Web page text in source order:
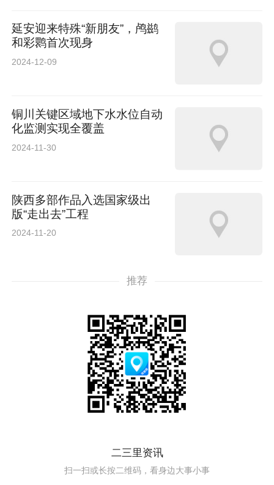
延安迎来特殊“新朋友”，鸬鹚
和彩鹮首次现身
2024-12-09
铜川关键区域地下水水位自动
化监测实现全覆盖
2024-11-30
陕西多部作品入选国家级出
版“走出去”工程
2024-11-20
推荐
二三里资讯
扫一扫或长按二维码，看身边大事小事